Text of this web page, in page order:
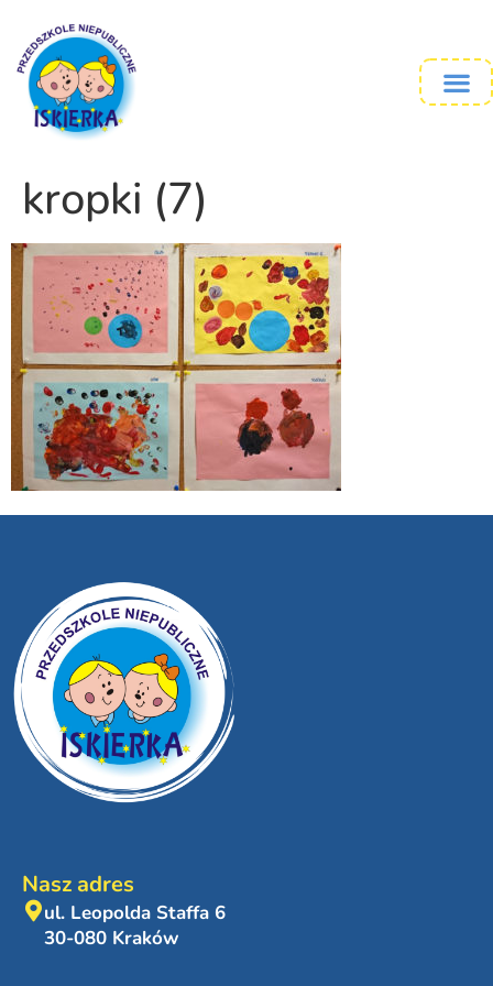
kropki (7)
Nasz adres
ul. Leopolda Staffa 6
30-080 Kraków